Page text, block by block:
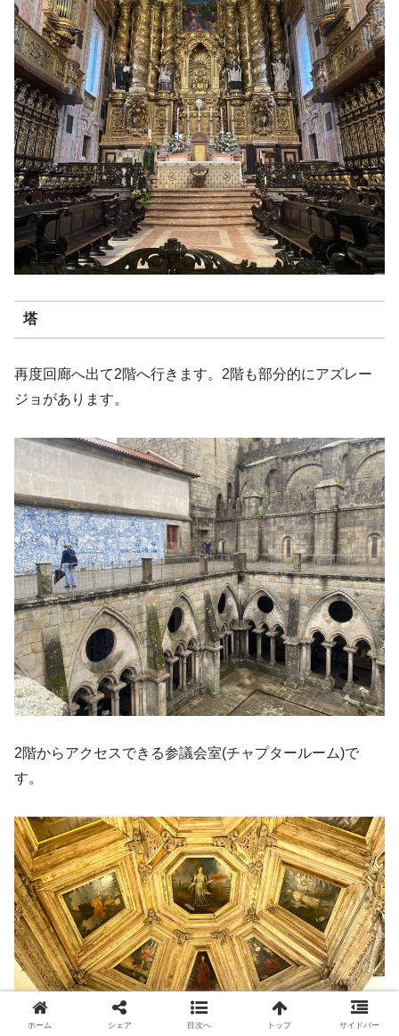
塔
再度回廊へ出て2階へ行きます。2階も部分的にアズレー
ジョがあります。
2階からアクセスできる参議会室(チャプタールーム)で
す。
ホーム シェア 目次へ トップ サイドバー